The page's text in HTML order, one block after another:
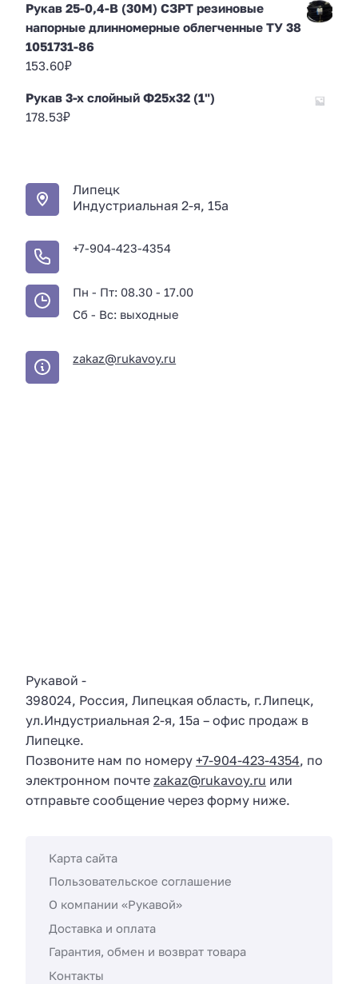
Рукав 25-0,4-В (30М) СЗРТ резиновые
напорные длинномерные облегченные ТУ 38
1051731-86
153.60₽
Рукав 3-х слойный Ф25х32 (1")
178.53₽
Липецк
Индустриальная 2-я, 15а
+7-904-423-4354
Пн - Пт: 08.30 - 17.00
Сб - Вс: выходные
zakaz@rukavoy.ru
Рукавой -
398024, Россия, Липецкая область, г.Липецк,
ул.Индустриальная 2-я, 15а – офис продаж в
Липецке.
Позвоните нам по номеру +7-904-423-4354, по
электронном почте zakaz@rukavoy.ru или
отправьте сообщение через форму ниже.
Карта сайта
Пользовательское соглашение
О компании «Рукавой»
Доставка и оплата
Гарантия, обмен и возврат товара
Контакты